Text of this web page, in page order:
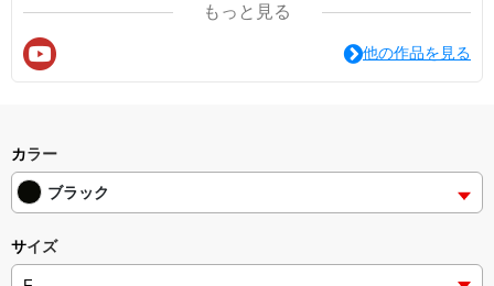
⑤自信の◎「メンバー限定」
３着内高確率馬を予想します
もっと見る
他の作品を見る
カラー
ブラック
サイズ